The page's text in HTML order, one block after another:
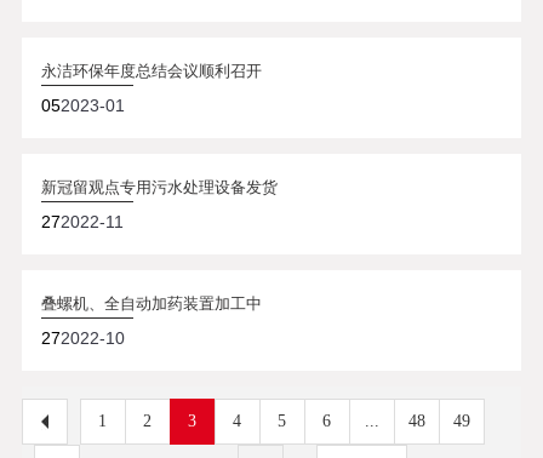
永洁环保年度总结会议顺利召开
052023-01
新冠留观点专用污水处理设备发货
272022-11
叠螺机、全自动加药装置加工中
272022-10
1 2 3 4 5 6 ... 48 49